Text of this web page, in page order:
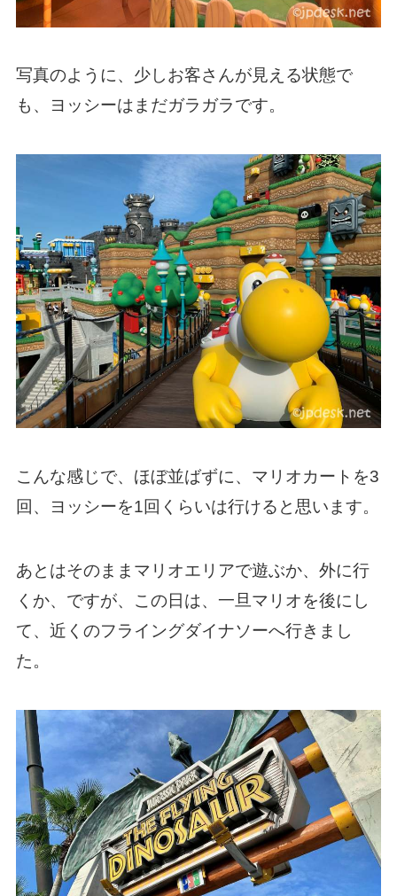
写真のように、少しお客さんが見える状態で
も、ヨッシーはまだガラガラです。
こんな感じで、ほぼ並ばずに、マリオカートを3
回、ヨッシーを1回くらいは行けると思います。
あとはそのままマリオエリアで遊ぶか、外に行
くか、ですが、この日は、一旦マリオを後にし
て、近くのフライングダイナソーへ行きまし
た。